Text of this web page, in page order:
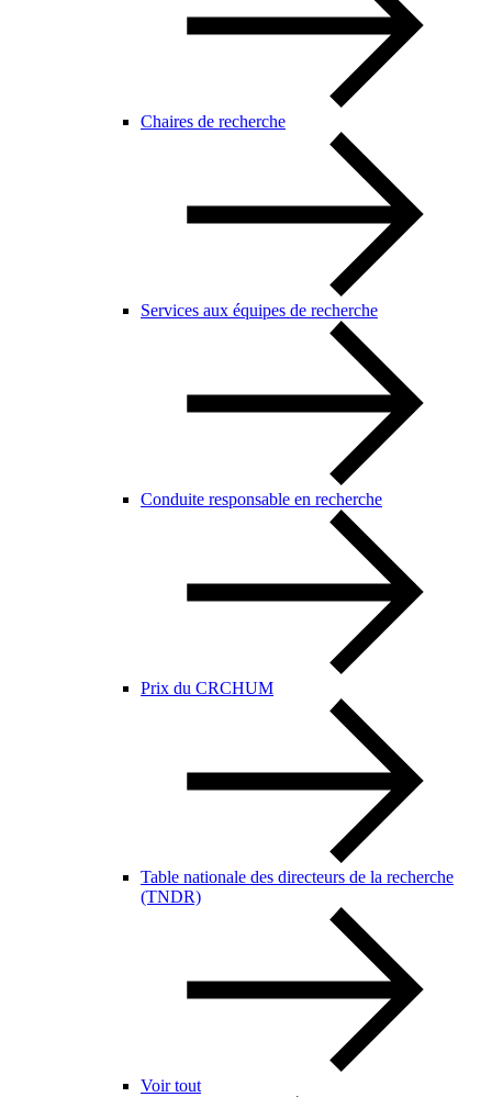
Chaires de recherche
Services aux équipes de recherche
Conduite responsable en recherche
Prix du CRCHUM
Table nationale des directeurs de la recherche
(TNDR)
Voir tout